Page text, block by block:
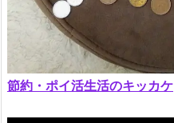
節約・ポイ活生活のキッカケ